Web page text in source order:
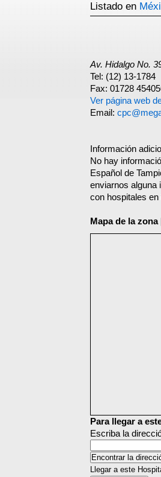
Listado en
Av. Hidalgo No.
Tel: (12) 13-1784
Fax: 01728
Ver página web
Email:
Información
No hay
Español de
enviarnos alguna
con hospitales en
Mapa de la zona
Para llegar a
Escriba la
Llegar a este